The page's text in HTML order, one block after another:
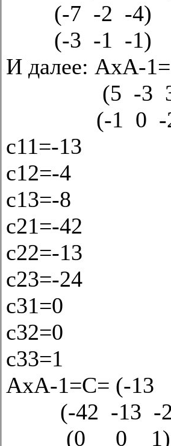
И далее: АхА-
с11=-13
с12=-4
с13=-8
с21=-42
с22=-13
с23=-24
с31=0
с32=0
с33=1
АхА-1=С= (-13